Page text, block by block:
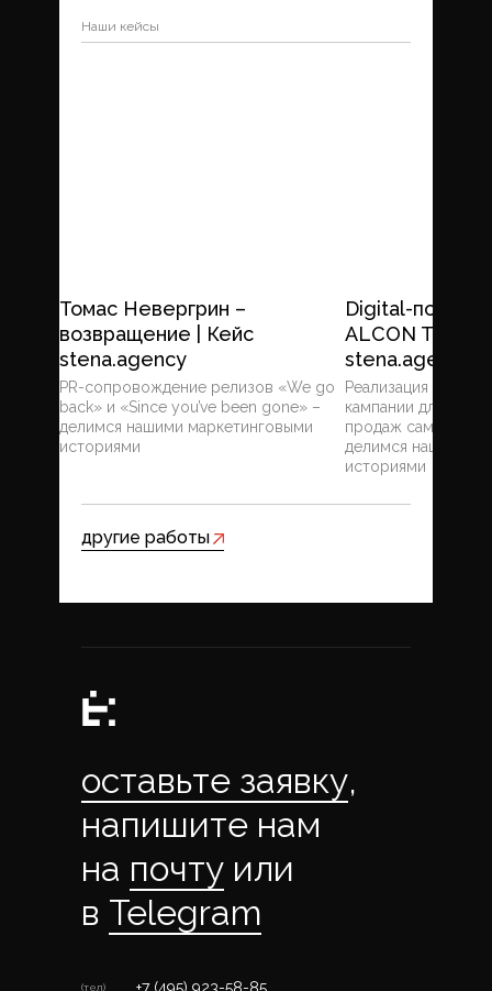
Наши кейсы
Томас Невергрин –
возвращение | Кейс
stena.agency
PR-сопровождение релизов «We go
back» и «Since you’ve been gone» –
делимся нашими маркетинговыми
историями
Digital-
ALCON
stena.agency
Реализация
кампании для
продаж самых
делимся нашими
историями
другие работы
(тел)
оставьте заявку,
напишите нам
на почту или
в Telegram